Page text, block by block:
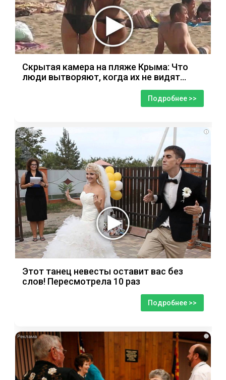
Скрытая камера на пляже Крыма: Что
люди вытворяют, когда их не видят...
Подробнее >>
i
Этот танец невесты оставит вас без
слов! Пересмотрела 10 раз
Подробнее >>
i